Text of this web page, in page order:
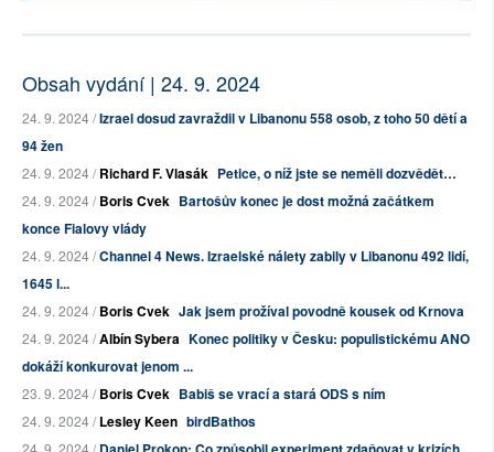
Obsah vydání | 24. 9. 2024
24. 9. 2024 /Izrael dosud zavraždil v Libanonu 558 osob, z toho 50 dětí a
94 žen
24. 9. 2024 /Richard F. Vlasák Petice, o níž jste se neměli dozvědět…
24. 9. 2024 /Boris Cvek Bartošův konec je dost možná začátkem
konce Fialovy vlády
24. 9. 2024 /Channel 4 News. Izraelské nálety zabily v Libanonu 492 lidí,
1645 l...
24. 9. 2024 /Boris Cvek Jak jsem prožíval povodně kousek od Krnova
24. 9. 2024 /Albín Sybera Konec politiky v Česku: populistickému ANO
dokáží konkurovat jenom ...
23. 9. 2024 /Boris Cvek Babiš se vrací a stará ODS s ním
24. 9. 2024 /Lesley Keen birdBathos